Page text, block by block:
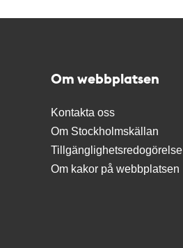
Om webbplatsen
Kontakta oss
Om Stockholmskällan
Tillgänglighetsredogörelse
Om kakor på webbplatsen